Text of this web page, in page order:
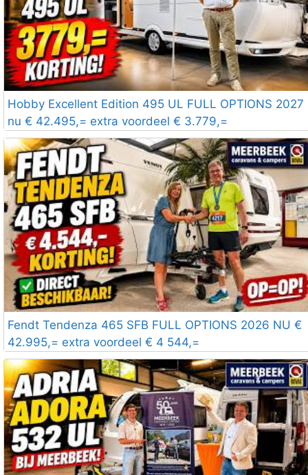
Hobby Excellent Edition 495 UL FULL OPTIONS 2027
nu € 42.495,= extra voordeel € 3.779,=
Fendt Tendenza 465 SFB FULL OPTIONS 2026 NU €
42.995,= extra voordeel € 4 544,=